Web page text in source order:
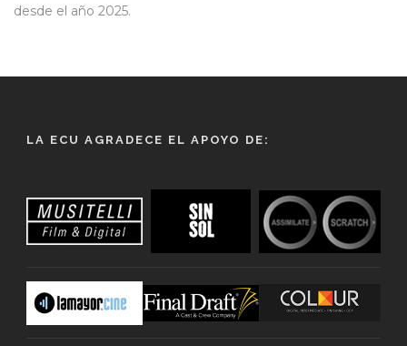
desde el año 2025.
LA ECU AGRADECE EL APOYO DE: